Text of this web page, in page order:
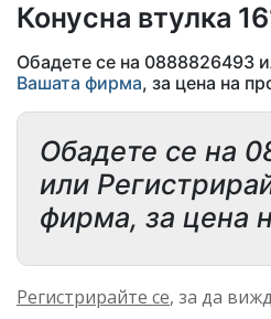
Конусна втулка
Обадете се на 0888826493
Вашата фирма, за цена на
Обадете се на
или
фирма, за цена
Регистрирайте се, за да